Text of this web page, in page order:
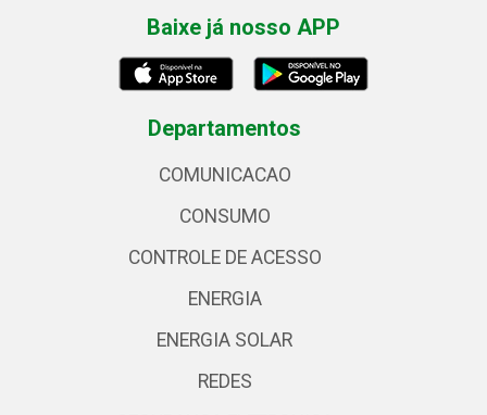
Baixe já nosso APP
Departamentos
COMUNICACAO
CONSUMO
CONTROLE DE ACESSO
ENERGIA
ENERGIA SOLAR
REDES